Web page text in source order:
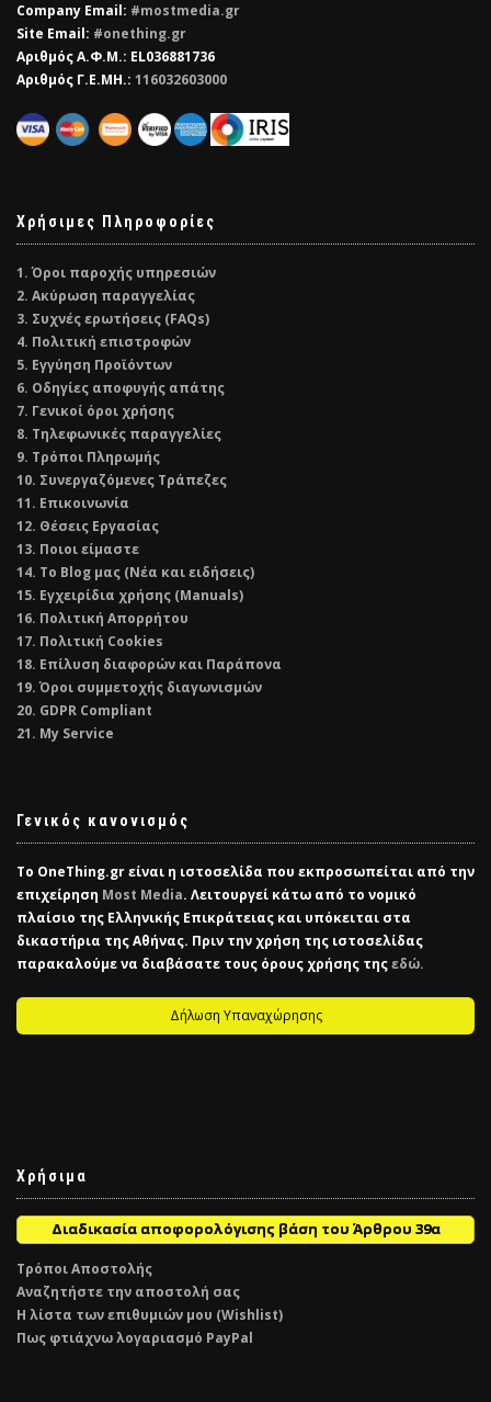
Company Email: #mostmedia.gr
Site Email: #onething.gr
Αριθμός Α.Φ.Μ.: EL036881736
Αριθμός Γ.Ε.ΜΗ.: 116032603000
Χρήσιμες Πληροφορίες
1. Όροι παροχής υπηρεσιών
2. Ακύρωση παραγγελίας
3. Συχνές ερωτήσεις (FAQs)
4. Πολιτική επιστροφών
5. Εγγύηση Προϊόντων
6. Οδηγίες αποφυγής απάτης
7. Γενικοί όροι χρήσης
8. Τηλεφωνικές παραγγελίες
9. Τρόποι Πληρωμής
10. Συνεργαζόμενες Τράπεζες
11. Επικοινωνία
12. Θέσεις Εργασίας
13. Ποιοι είμαστε
14. Το Blog μας (Νέα και ειδήσεις)
15. Εγχειρίδια χρήσης (Manuals)
16. Πολιτική Απορρήτου
17. Πολιτική Cookies
18. Επίλυση διαφορών και Παράπονα
19. Όροι συμμετοχής διαγωνισμών
20. GDPR Compliant
21. My Service
Γενικός κανονισμός
Το OneThing.grείναι η ιστοσελίδα που εκπροσωπείται από την
επιχείρηση Most Media. Λειτουργεί κάτω από το νομικό
πλαίσιο της Ελληνικής Επικράτειας και υπόκειται στα
δικαστήρια της Αθήνας. Πριν την χρήση της ιστοσελίδας
παρακαλούμε να διαβάσατε τους όρους χρήσης τηςεδώ.
Δήλωση Υπαναχώρησης
Χρήσιμα
Διαδικασία αποφορολόγισης βάση του Άρθρου 39α
Τρόποι Αποστολής
Αναζητήστε την αποστολή σας
Η λίστα των επιθυμιών μου (Wishlist)
Πως φτιάχνω λογαριασμό PayPal